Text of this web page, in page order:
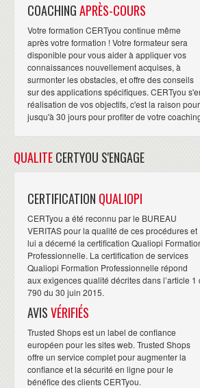
COACHINGAPRÈS-COURS
Votre formation CERTyou continue même
après votre formation ! Votre formateur sera
disponible pour vous aider à appliquer vos
connaissances nouvellement acquises, à
surmonter les obstacles, et offre des conseils
sur des applications spécifiques. CERTyou
réalisation de vos objectifs, c'est la raison
jusqu'à 30 jours pour profiter de votre
QUALITECERTYOU S'ENGAGE
CERTIFICATION QUALIOPI
CERTyou a été reconnu par le BUREAU
VERITAS pour la qualité de ces procédures et
lui a décerné la certification Qualiopi
Professionnelle. La certification de services
Qualiopi Formation Professionnelle répond
aux exigences qualité décrites dans l’article 1
790 du 30 juin 2015.
AVISVÉRIFIÉS
Trusted Shops est un label de confiance
européen pour les sites web. Trusted Shops
offre un service complet pour augmenter la
confiance et la sécurité en ligne pour le
bénéfice des clients CERTyou.